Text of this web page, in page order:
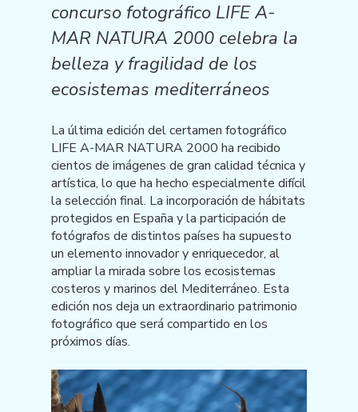
concurso fotográfico LIFE A-
MAR NATURA 2000 celebra la
belleza y fragilidad de los
ecosistemas mediterráneos
La última edición del certamen fotográfico
LIFE A-MAR NATURA 2000 ha recibido
cientos de imágenes de gran calidad técnica y
artística, lo que ha hecho especialmente difícil
la selección final. La incorporación de hábitats
protegidos en España y la participación de
fotógrafos de distintos países ha supuesto
un elemento innovador y enriquecedor, al
ampliar la mirada sobre los ecosistemas
costeros y marinos del Mediterráneo. Esta
edición nos deja un extraordinario patrimonio
fotográfico que será compartido en los
próximos días.